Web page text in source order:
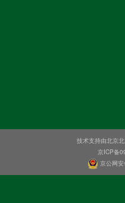
技术支持由北京
京ICP备
京公网